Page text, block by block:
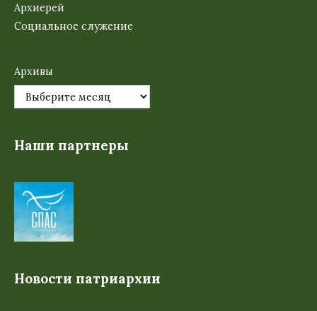
Архиерей
Социальное служение
Архивы
Наши партнеры
Новости патриархии